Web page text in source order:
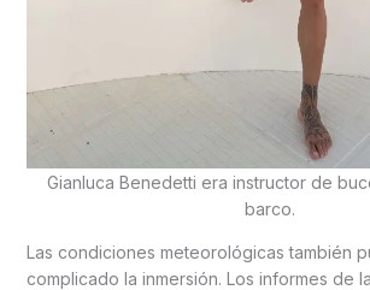
Gianluca Benedetti era instructor de
barco.
Las condiciones meteorológicas también
complicado la inmersión. Los informes de